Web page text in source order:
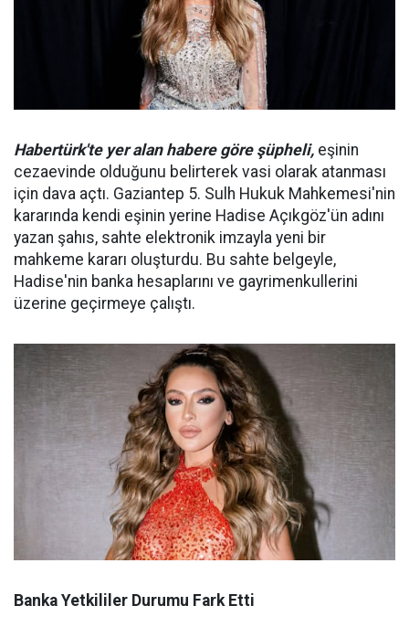
Habertürk'te yer alan habere göre şüpheli, eşinin
cezaevinde olduğunu belirterek vasi olarak atanması
için dava açtı. Gaziantep 5. Sulh Hukuk Mahkemesi'nin
kararında kendi eşinin yerine Hadise Açıkgöz'ün adını
yazan şahıs, sahte elektronik imzayla yeni bir
mahkeme kararı oluşturdu. Bu sahte belgeyle,
Hadise'nin banka hesaplarını ve gayrimenkullerini
üzerine geçirmeye çalıştı.
Banka Yetkililer Durumu Fark Etti